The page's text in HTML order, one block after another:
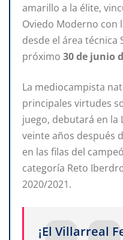
amarillo a la élite,
Oviedo Moderno con
desde el área técnica
próximo 30 de junio
La mediocampista
principales virtudes
juego, debutará en la
veinte años después
en las filas del
categoría Reto
2020/2021.
¡El Villarreal